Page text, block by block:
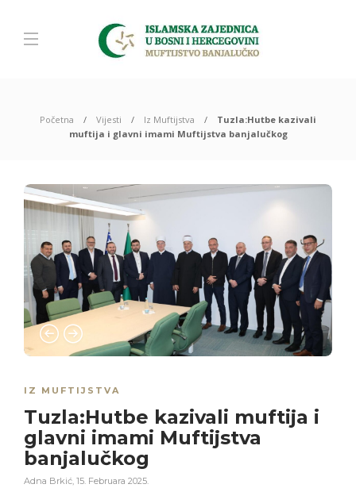
Početna Vijesti Iz Muftijstva
Tuzla:Hutbe kazivali
muftija i glavni imami Muftijstva banjalučkog
IZ MUFTIJSTVA
Tuzla:Hutbe kazivali muftija i
glavni imami Muftijstva
banjalučkog
Adna Brkić, 15. Februara 2025.